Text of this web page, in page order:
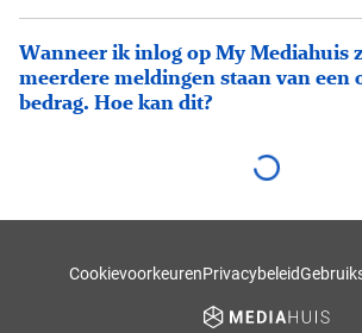
Wanneer ik inlog op My Mediahuis
meerdere meldingen staan van een
bedrag. Hoe kan dit?
CookievoorkeurenPrivacybeleid